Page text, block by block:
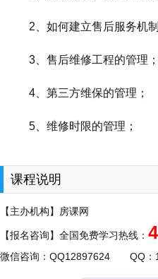
2、如何建立售后服务机制
3、售后维修工程的管理；
4、第三方维保的管理；
5、维修时限的管理；
课程说明
【主办机构】房课网
【报名咨询】全国免费学习热线：
微信咨询：QQ12897624 QQ